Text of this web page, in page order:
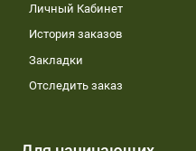
Личный Кабинет
История заказов
Закладки
Отследить заказ